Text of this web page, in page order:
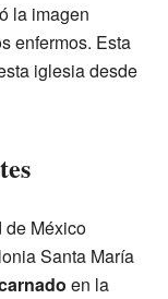
la imagen
enfermos. Esta
iglesia desde
de México
Santa María
en la